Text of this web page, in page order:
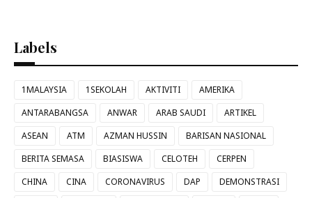
Labels
1MALAYSIA 1SEKOLAH AKTIVITI
AMERIKA
ANTARABANGSA
ANWAR ARAB SAUDI
ARTIKEL
ASEAN
ATM AZMAN HUSSIN
BARISAN NASIONAL
BERITA SEMASA
BIASISWA CELOTEH
CERPEN
CHINA
CINA CORONAVIRUS DAP
DEMONSTRASI